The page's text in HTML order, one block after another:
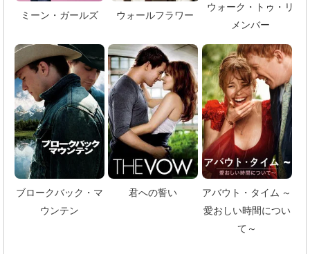
ミーン・ガールズ ウォールフラワー
ウォーク・トゥ・リ
メンバー
ブロークバック・マ
ウンテン
君への誓い
アバウト・タイム ～
愛おしい時間につい
て～